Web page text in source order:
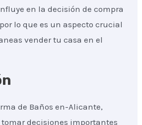
en la decisión de compra
lo que es un aspecto crucial
vender tu casa en el
de Baños en-Alicante,
decisiones importantes